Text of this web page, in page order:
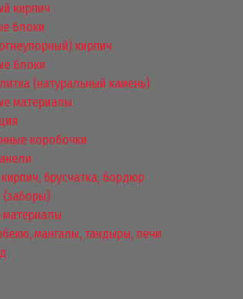
кирпич
блоки
кирпич
блоки
(натуральный камень)
материалы
коробочки
брусчатка, бордюр
(заборы)
мангалы, тандыры, печи